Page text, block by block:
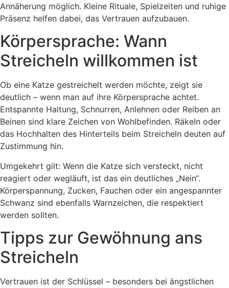
Annäherung möglich. Kleine Rituale, Spielzeiten und ruhige
Präsenz helfen dabei, das Vertrauen aufzubauen.
Körpersprache: Wann
Streicheln willkommen ist
Ob eine Katze gestreichelt werden möchte, zeigt sie
deutlich – wenn man auf ihre Körpersprache achtet.
Entspannte Haltung, Schnurren, Anlehnen oder Reiben an
Beinen sind klare Zeichen von Wohlbefinden. Räkeln oder
das Hochhalten des Hinterteils beim Streicheln deuten auf
Zustimmung hin.
Umgekehrt gilt: Wenn die Katze sich versteckt, nicht
reagiert oder wegläuft, ist das ein deutliches „Nein“.
Körperspannung, Zucken, Fauchen oder ein angespannter
Schwanz sind ebenfalls Warnzeichen, die respektiert
werden sollten.
Tipps zur Gewöhnung ans
Streicheln
Vertrauen ist der Schlüssel – besonders bei ängstlichen